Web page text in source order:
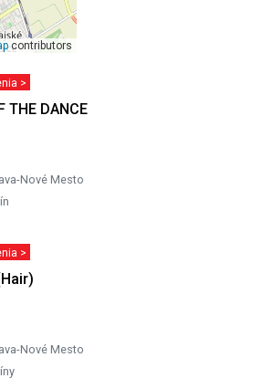
contributors
>
THE DANCE 2026
Nové Mesto
>
Nové Mesto